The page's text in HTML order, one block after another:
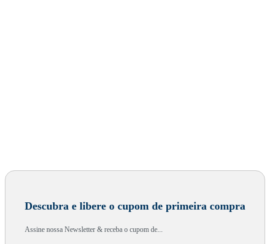
Descubra e libere o cupom de primeira compra
Assine nossa Newsletter & receba o cupom de...